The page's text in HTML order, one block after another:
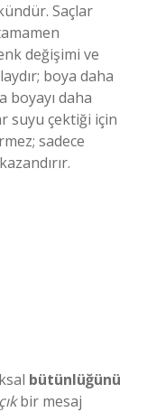
Saçlar
değişimi ve
boya daha
boyayı daha
suyu çektiği için
sadece
bütünlüğünü
bir mesaj